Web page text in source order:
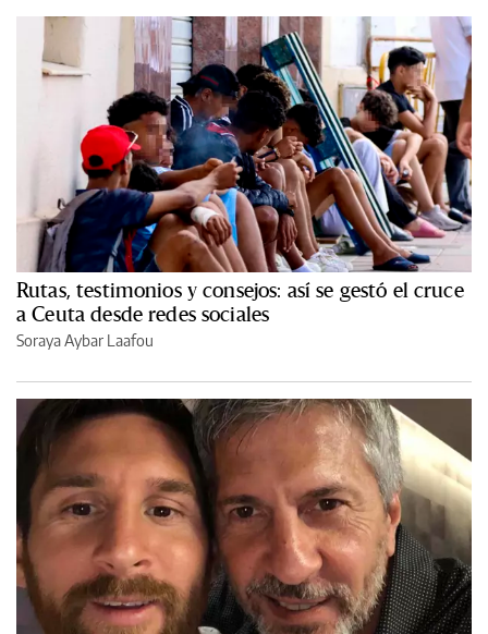
Rutas, testimonios y consejos: así se gestó el cruce
a Ceuta desde redes sociales
Soraya Aybar Laafou